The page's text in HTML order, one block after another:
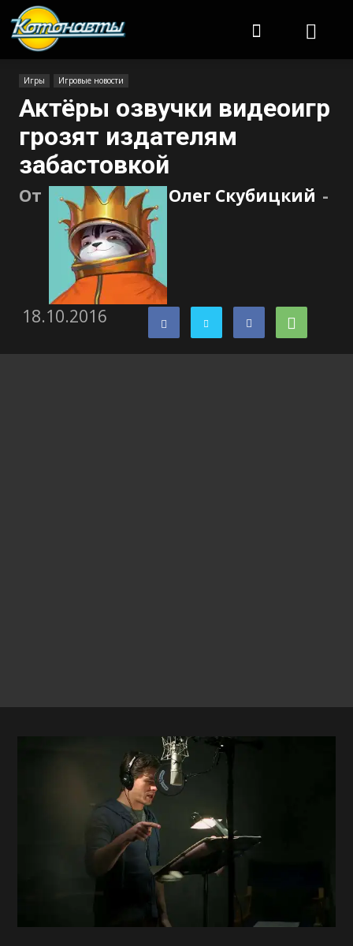
Игры Игровые новости
Актёры озвучки видеоигр
грозят издателям
забастовкой
От Олег Скубицкий -
18.10.2016